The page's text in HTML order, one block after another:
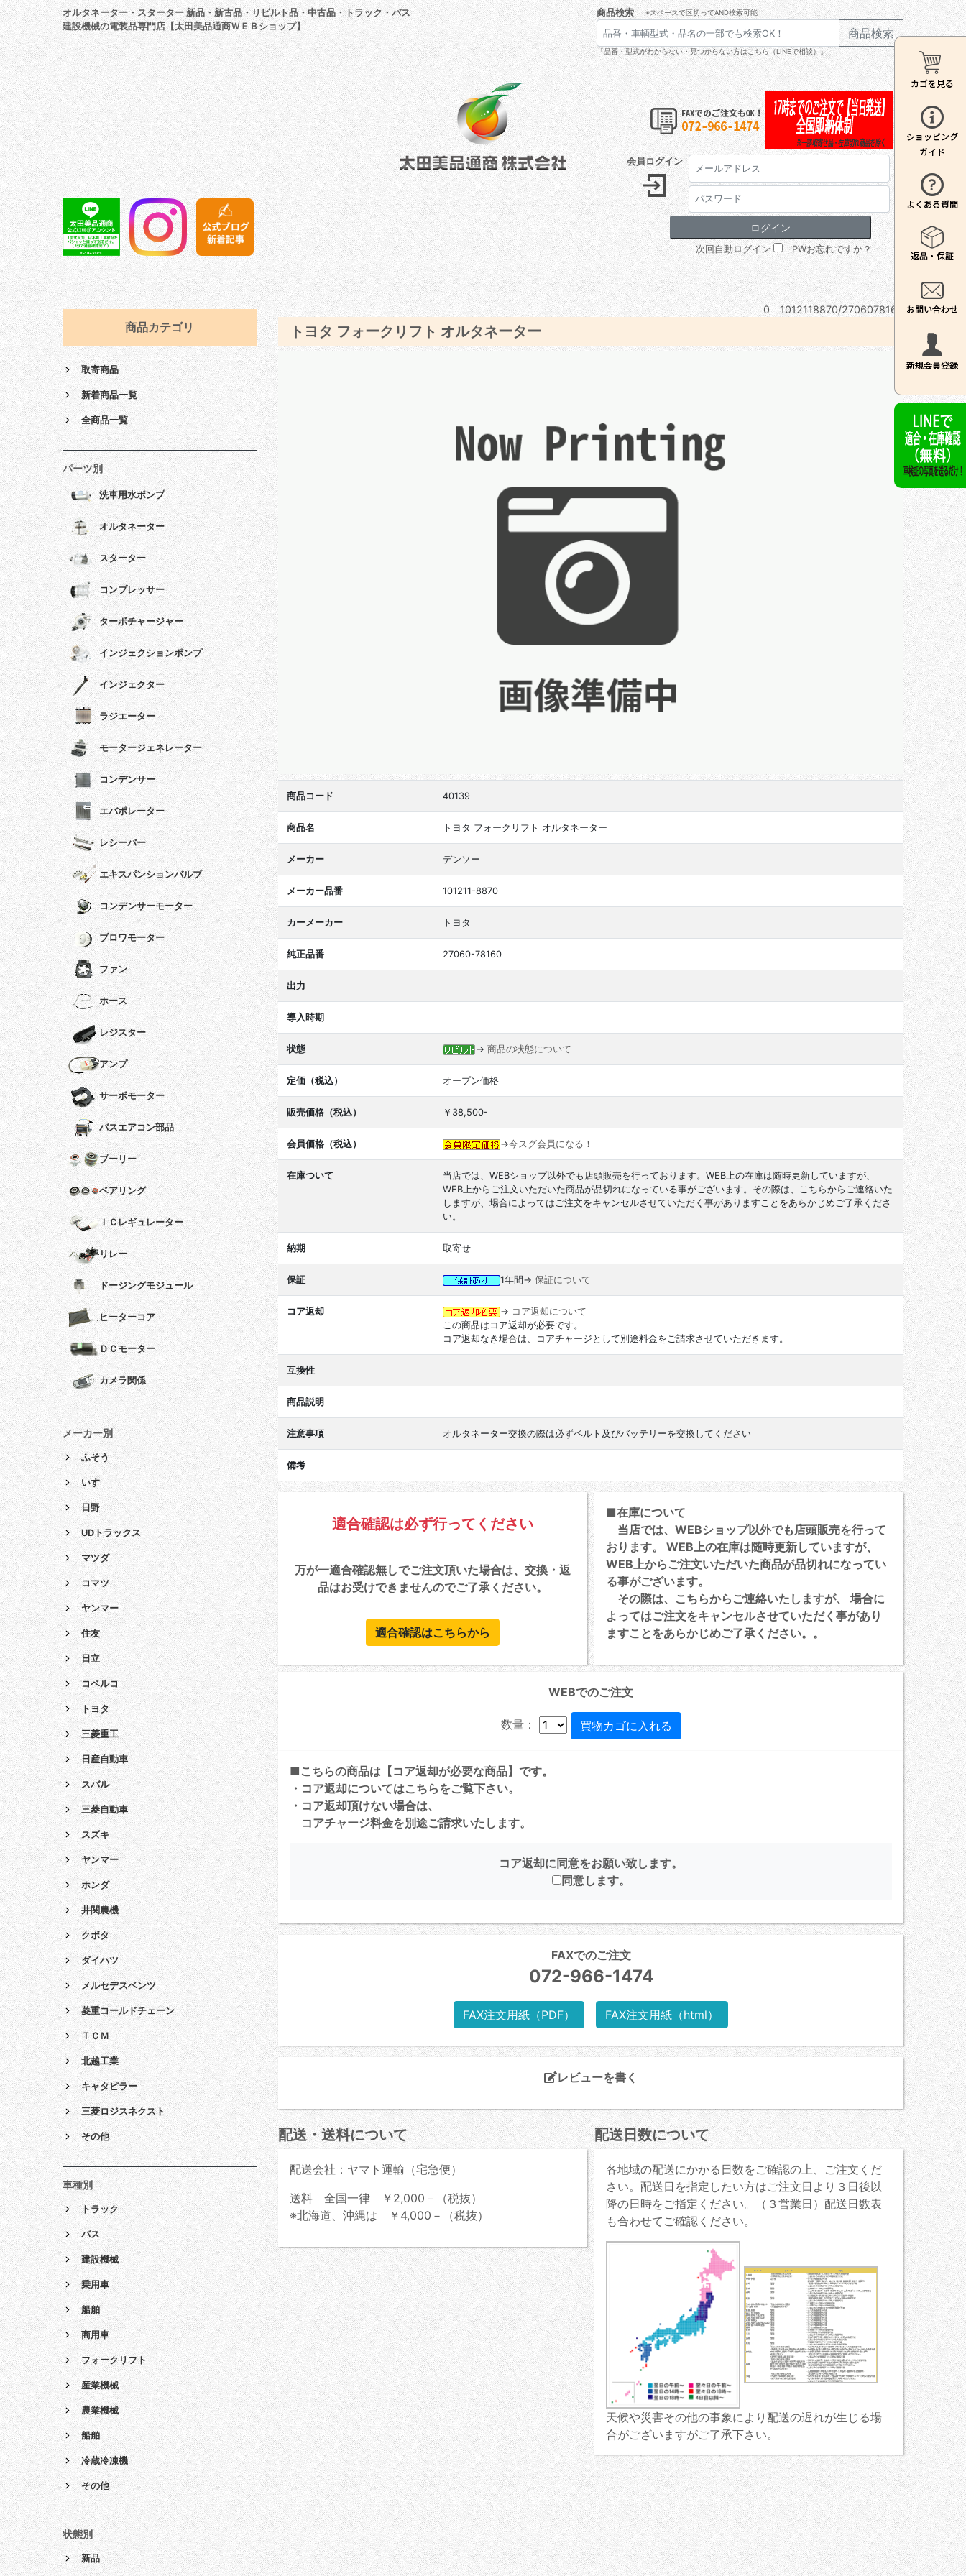
オルタネーター・スターター 新品・新古品・リビルト品・中古品・トラック・バス
建設機械の電装品専門店【太田美品通商ＷＥＢショップ】
商品検索 ※スペースで区切ってAND検索可能
商品検索
「品番・型式がわからない・見つからない方はこちら（LINEで相談）」
会員ログイン
次回自動ログイン PWお忘れですか？
0 1012118870/2706078160
トヨタ フォークリフト オルタネーター
商品コード 40139
商品名 トヨタ フォークリフト オルタネーター
メーカー デンソー
メーカー品番 101211-8870
カーメーカー トヨタ
純正品番 27060-78160
出力
導入時期
状態 → 商品の状態について
定価（税込） オープン価格
販売価格（税込） ￥38,500-
会員価格（税込） →今スグ会員になる！
在庫ついて
当店では、WEBショップ以外でも店頭販売を行っております。WEB上の在庫は随時更新していますが、
WEB上からご注文いただいた商品が品切れになっている事がございます。その際は、こちらからご連絡いた
しますが、場合によってはご注文をキャンセルさせていただく事がありますことをあらかじめご了承くださ
い。
納期 取寄せ
保証 1年間→ 保証について
コア返却 → コア返却について
この商品はコア返却が必要です。
コア返却なき場合は、コアチャージとして別途料金をご請求させていただきます。
互換性
商品説明
注意事項 オルタネーター交換の際は必ずベルト及びバッテリーを交換してください
備考
適合確認は必ず行ってください
万が一適合確認無しでご注文頂いた場合は、交換・返
品はお受けできませんのでご了承ください。
適合確認はこちらから
■在庫について
当店では、WEBショップ以外でも店頭販売を行って
おります。 WEB上の在庫は随時更新していますが、
WEB上からご注文いただいた商品が品切れになってい
る事がございます。
その際は、こちらからご連絡いたしますが、 場合に
よってはご注文をキャンセルさせていただく事があり
ますことをあらかじめご了承ください。。
WEBでのご注文
数量：
■こちらの商品は【コア返却が必要な商品】です。
・コア返却についてはこちらをご覧下さい。
・コア返却頂けない場合は、
コアチャージ料金を別途ご請求いたします。
コア返却に同意をお願い致します。
同意します。
FAXでのご注文
072-966-1474
FAX注文用紙（PDF） FAX注文用紙（html）
レビューを書く
配送・送料について
配送会社：ヤマト運輸（宅急便）
送料 全国一律 ￥2,000－（税抜）
※北海道、沖縄は ￥4,000－（税抜）
配送日数について
各地域の配送にかかる日数をご確認の上、ご注文くだ
さい。配送日を指定したい方はご注文日より３日後以
降の日時をご指定ください。（３営業日）配送日数表
も合わせてご確認ください。
天候や災害その他の事象により配送の遅れが生じる場
合がございますがご了承下さい。
商品カテゴリ
取寄商品
新着商品一覧
全商品一覧
パーツ別
洗車用水ポンプ
オルタネーター
スターター
コンプレッサー
ターボチャージャー
インジェクションポンプ
インジェクター
ラジエーター
モータージェネレーター
コンデンサー
エバポレーター
レシーバー
エキスパンションバルブ
コンデンサーモーター
ブロワモーター
ファン
ホース
レジスター
アンプ
サーボモーター
バスエアコン部品
プーリー
ベアリング
ＩＣレギュレーター
リレー
ドージングモジュール
ヒーターコア
ＤＣモーター
カメラ関係
メーカー別
ふそう
いすゞ
日野
UDトラックス
マツダ
コマツ
ヤンマー
住友
日立
コベルコ
トヨタ
三菱重工
日産自動車
スバル
三菱自動車
スズキ
ヤンマー
ホンダ
井関農機
クボタ
ダイハツ
メルセデスベンツ
菱重コールドチェーン
ＴＣＭ
北越工業
キャタピラー
三菱ロジスネクスト
その他
車種別
トラック
バス
建設機械
乗用車
船舶
商用車
フォークリフト
産業機械
農業機械
船舶
冷蔵冷凍機
その他
状態別
新品